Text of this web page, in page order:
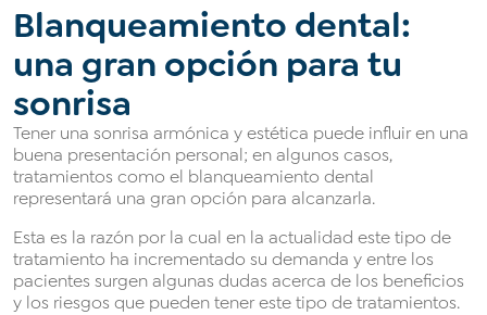
Blanqueamiento dental:
una gran opción para tu
sonrisa
Tener una sonrisa armónica y estética puede influir en una
buena presentación personal; en algunos casos,
tratamientos como el blanqueamiento dental
representará una gran opción para alcanzarla.
Esta es la razón por la cual en la actualidad este tipo de
tratamiento ha incrementado su demanda y entre los
pacientes surgen algunas dudas acerca de los beneficios
y los riesgos que pueden tener este tipo de tratamientos.